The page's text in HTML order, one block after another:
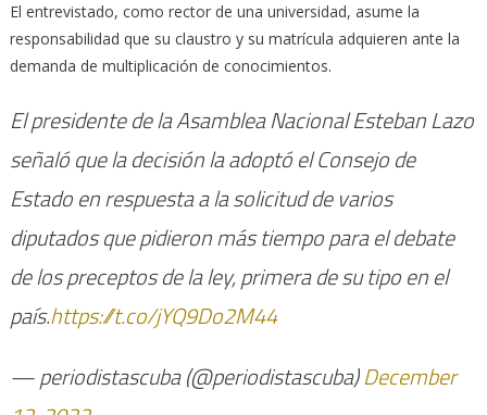
El entrevistado, como rector de una universidad, asume la
responsabilidad que su claustro y su matrícula adquieren ante la
demanda de multiplicación de conocimientos.
El presidente de la Asamblea Nacional Esteban Lazo
señaló que la decisión la adoptó el Consejo de
Estado en respuesta a la solicitud de varios
diputados que pidieron más tiempo para el debate
de los preceptos de la ley, primera de su tipo en el
país.https://t.co/jYQ9Do2M44
— periodistascuba (@periodistascuba)December